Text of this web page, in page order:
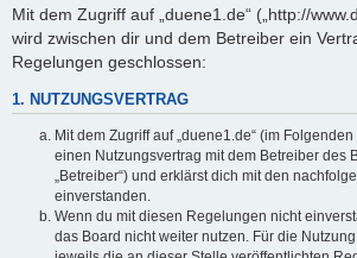
Mit dem Zugriff auf „duene1.de“ („http://
wird zwischen dir und dem Betreiber ein
Regelungen geschlossen:
1. NUTZUNGSVERTRAG
Mit dem Zugriff auf „duene1.de“ (im
einen Nutzungsvertrag mit dem Betreiber des
„Betreiber“) und erklärst dich mit den
einverstanden.
Wenn du mit diesen Regelungen nicht
das Board nicht weiter nutzen. Für die